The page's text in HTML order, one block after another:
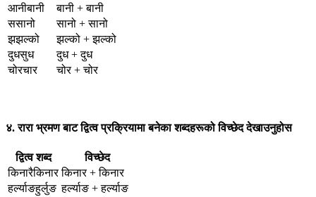
आनीबानी
बानी + बानी
ससानो
सानो + सानो
झझल्को
झल्को + झल्को
दुधसुध
दुध + दुध
चोरचार
चोर + चोर
४. रारा भ्रमण बाट द्वित्व प्रक्रियामा बनेका शब्दहरूको विच्छेद देखाउनुहोस
द्वित्व शब्द
विच्छेद
किनारैकिनार किनार + किनार
हर्ल्याङहुर्लुङ हर्ल्याङ + हर्ल्याङ